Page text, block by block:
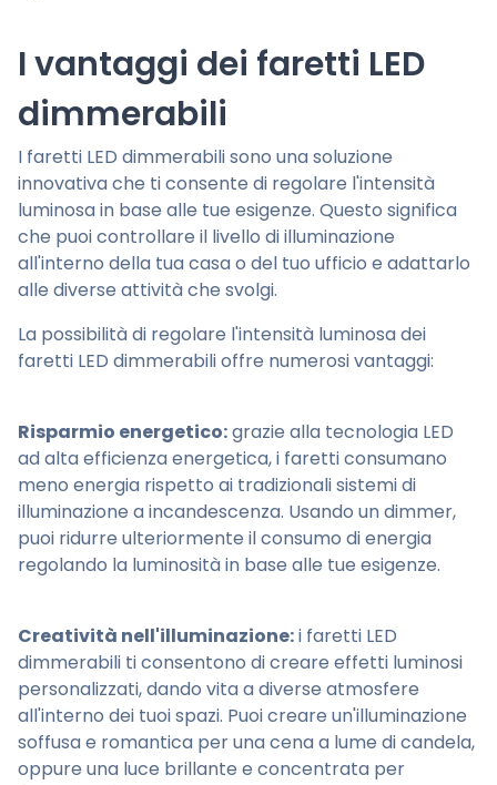
I vantaggi dei faretti LED
dimmerabili
I faretti LED dimmerabili sono una soluzione
innovativa che ti consente di regolare l'intensità
luminosa in base alle tue esigenze. Questo significa
che puoi controllare il livello di illuminazione
all'interno della tua casa o del tuo ufficio e adattarlo
alle diverse attività che svolgi.
La possibilità di regolare l'intensità luminosa dei
faretti LED dimmerabili offre numerosi vantaggi:
Risparmio energetico:grazie alla tecnologia LED
ad alta efficienza energetica, i faretti consumano
meno energia rispetto ai tradizionali sistemi di
illuminazione a incandescenza. Usando un dimmer,
puoi ridurre ulteriormente il consumo di energia
regolando la luminosità in base alle tue esigenze.
Creatività nell'illuminazione:i faretti LED
dimmerabili ti consentono di creare effetti luminosi
personalizzati, dando vita a diverse atmosfere
all'interno dei tuoi spazi. Puoi creare un'illuminazione
soffusa e romantica per una cena a lume di candela,
oppure una luce brillante e concentrata per